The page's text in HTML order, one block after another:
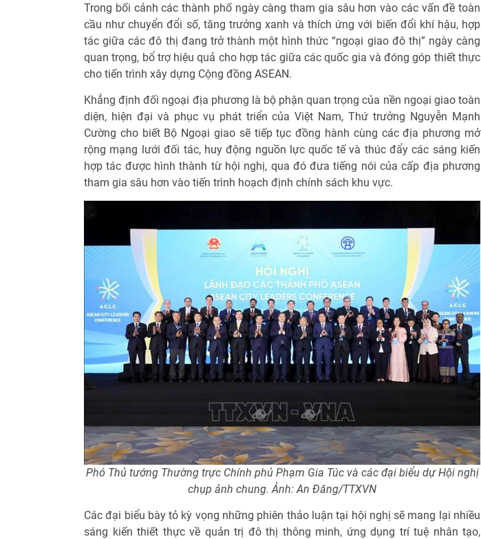
Trong bối cảnh các thành phố ngày càng tham gia sâu hơn vào các vấn đề toàn
cầu như chuyển đổi số, tăng trưởng xanh và thích ứng với biến đổi khí hậu, hợp
tác giữa các đô thị đang trở thành một hình thức “ngoại giao đô thị” ngày càng
quan trọng, bổ trợ hiệu quả cho hợp tác giữa các quốc gia và đóng góp thiết thực
cho tiến trình xây dựng Cộng đồng ASEAN.
Khẳng định đối ngoại địa phương là bộ phận quan trọng của nền ngoại giao toàn
diện, hiện đại và phục vụ phát triển của Việt Nam, Thứ trưởng Nguyễn Mạnh
Cường cho biết Bộ Ngoại giao sẽ tiếp tục đồng hành cùng các địa phương mở
rộng mạng lưới đối tác, huy động nguồn lực quốc tế và thúc đẩy các sáng kiến
hợp tác được hình thành từ hội nghị, qua đó đưa tiếng nói của cấp địa phương
tham gia sâu hơn vào tiến trình hoạch định chính sách khu vực.
Phó Thủ tướng Thường trực Chính phủ Phạm Gia Túc và các đại biểu dự Hội nghị
chụp ảnh chung. Ảnh: An Đăng/TTXVN
Các đại biểu bày tỏ kỳ vọng những phiên thảo luận tại hội nghị sẽ mang lại nhiều
sáng kiến thiết thực về quản trị đô thị thông minh, ứng dụng trí tuệ nhân tạo,